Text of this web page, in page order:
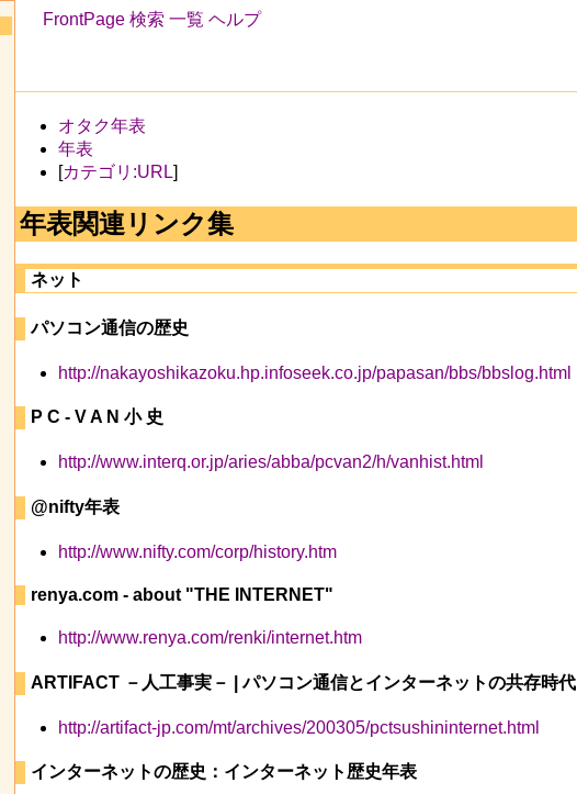
FrontPage 検索 一覧 ヘルプ
オタク年表
年表
[カテゴリ:URL]
年表関連リンク集
ネット
パソコン通信の歴史
http://nakayoshikazoku.hp.infoseek.co.jp/papasan/bbs/bbslog.html
P C - V A N 小 史
http://www.interq.or.jp/aries/abba/pcvan2/h/vanhist.html
@nifty年表
http://www.nifty.com/corp/history.htm
renya.com - about "THE INTERNET"
http://www.renya.com/renki/internet.htm
ARTIFACT －人工事実－ | パソコン通信とインターネットの共存時代
http://artifact-jp.com/mt/archives/200305/pctsushininternet.html
インターネットの歴史：インターネット歴史年表